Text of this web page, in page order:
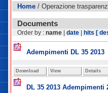
Home / Operazione
Documents
Order by : name | date | hits [
Adempimenti DL 35 2013
Download View Details
DL 35 2013 Adempimenti